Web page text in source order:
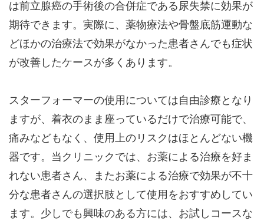
は前立腺癌の手術後の合併症である尿失禁に効果が
期待できます。実際に、薬物療法や骨盤底筋運動な
どほかの治療法で効果がなかった患者さんでも症状
が改善したケースが多くあります。
スターフォーマーの使用については自由診療となり
ますが、着衣のまま座っているだけで治療可能で、
痛みなどもなく、使用上のリスクはほとんどない機
器です。当クリニックでは、お薬による治療を好ま
れない患者さん、またお薬による治療で効果が不十
分な患者さんの選択肢として使用をおすすめしてい
ます。少しでも興味のある方には、お試しコースな